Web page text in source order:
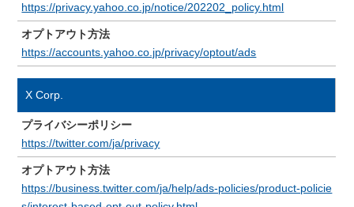
https://privacy.yahoo.co.jp/notice/202202_policy.html
オプトアウト方法
https://accounts.yahoo.co.jp/privacy/optout/ads
X Corp.
プライバシーポリシー
https://twitter.com/ja/privacy
オプトアウト方法
https://business.twitter.com/ja/help/ads-policies/product-policie